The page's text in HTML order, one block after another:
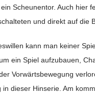
Scheunentor. Auch hier
und direkt auf die
kann man keiner
ein Spiel aufzubauen,
Vorwärtsbewegung
in dieser Hinserie. Am